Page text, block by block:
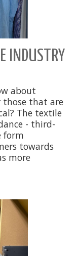
INDUSTRY
about
those that are
The textile
- third-
form
towards
more